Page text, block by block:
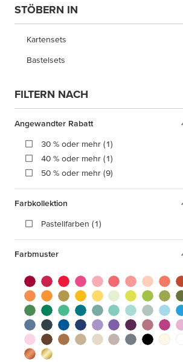
STÖBERN IN
Kartensets
Bastelsets
FILTERN NACH
Angewandter Rabatt
30 % oder mehr (1)
40 % oder mehr (1)
50 % oder mehr (9)
Farbkollektion
Pastellfarben (1)
Farbmuster